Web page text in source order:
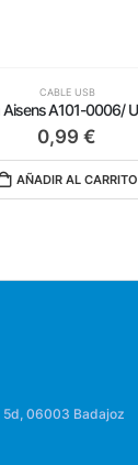
CABLE USB
0,99 €
AÑADIR AL CARRITO
5d, 06003 Badajoz